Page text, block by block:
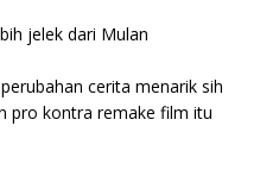
jelek dari Mulan
cerita menarik sih
pro kontra remake film itu